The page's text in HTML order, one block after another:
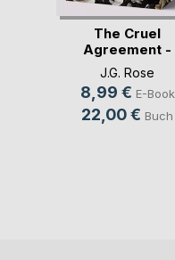
The Cruel
Agreement -
Gestohlen vo(...)
J.G. Rose
8,99 € E-Book
22,00 € Buch